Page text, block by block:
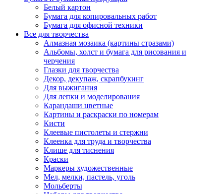
Белый картон
Бумага для копировальных работ
Бумага для офисной техники
Все для творчества
Алмазная мозаика (картины стразами)
Альбомы, холст и бумага для рисования и
черчения
Глазки для творчества
Декор, декупаж, скрапбукинг
Для выжигания
Для лепки и моделирования
Карандаши цветные
Картины и раскраски по номерам
Кисти
Клеевые пистолеты и стержни
Клеенка для труда и творчества
Клише для тиснения
Краски
Маркеры художественные
Мел, мелки, пастель, уголь
Мольберты